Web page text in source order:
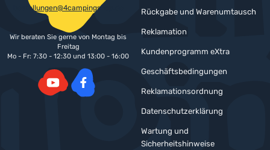
Rückgabe und Warenumtausch
Reklamation
Kundenprogramm eXtra
Geschäftsbedingungen
Reklamationsordnung
Datenschutzerklärung
Wartung und
Sicherheitshinweise
bestellungen@4campingshop.de
Wir beraten Sie gerne von Montag bis
Freitag
Mo - Fr: 7:30 - 12:30 und 13:00 - 16:00